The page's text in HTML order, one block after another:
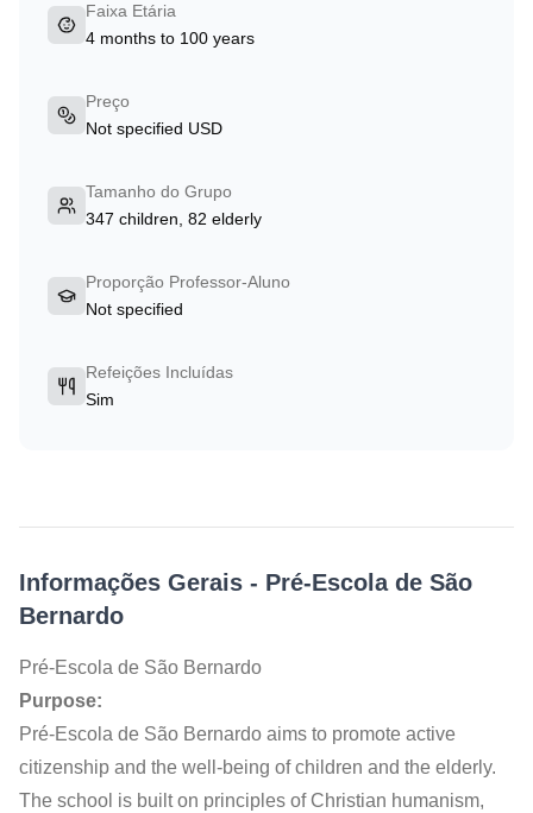
Informações Gerais - Pré-Escola de São
Bernardo
Pré-Escola de São Bernardo
Purpose:
Pré-Escola de São Bernardo aims to promote active
citizenship and the well-being of children and the elderly.
The school is built on principles of Christian humanism,
Faixa Etária
4 months to 100 years
Preço
Not specified USD
Tamanho do Grupo
347 children, 82 elderly
Proporção Professor-Aluno
Not specified
Refeições Incluídas
Sim